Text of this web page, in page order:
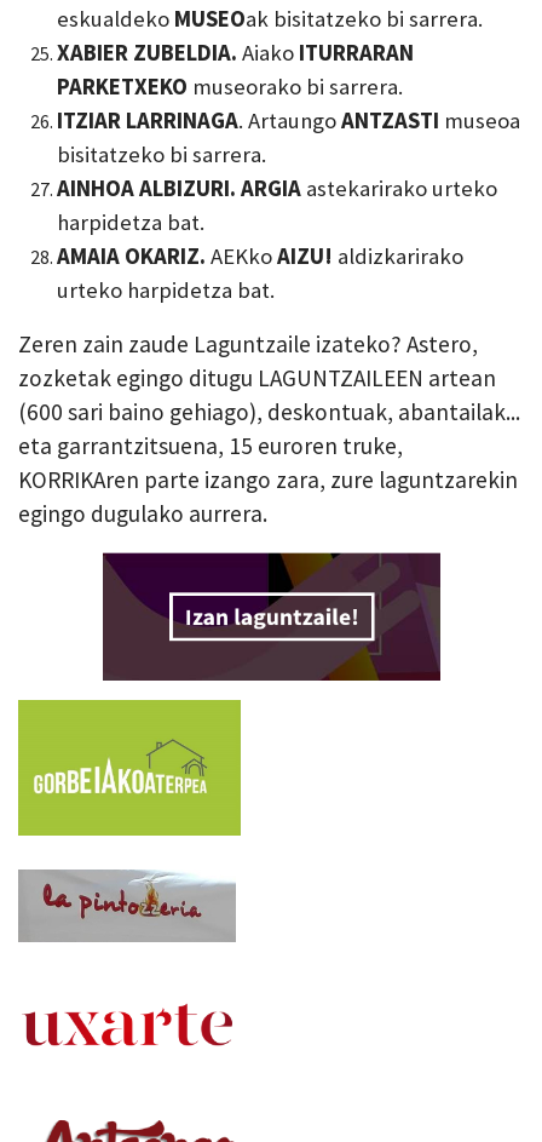
eskualdeko MUSEOak bisitatzeko bi sarrera.
XABIER ZUBELDIA. Aiako ITURRARAN
PARKETXEKO museorako bi sarrera.
ITZIAR LARRINAGA. ArtaungoANTZASTI museoa
bisitatzeko bi sarrera.
AINHOA ALBIZURI. ARGIA astekarirako urteko
harpidetza bat.
AMAIA OKARIZ. AEKkoAIZU! aldizkarirako
urteko harpidetza bat.
Zeren zain zaude Laguntzaile izateko? Astero,
zozketak egingo ditugu LAGUNTZAILEEN artean
(600 sari baino gehiago), deskontuak, abantailak...
eta garrantzitsuena, 15 euroren truke,
KORRIKAren parte izango zara, zure laguntzarekin
egingo dugulako aurrera.